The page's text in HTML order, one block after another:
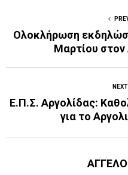
Ολοκλήρωση
Μαρτίου
Ε.Π.Σ. Αργολίδας:
για το